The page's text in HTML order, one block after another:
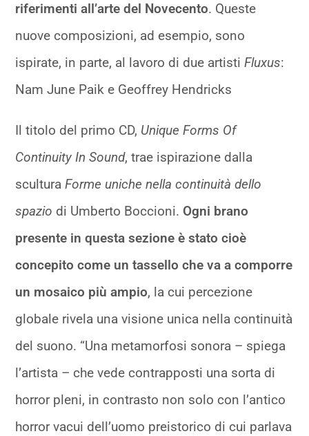
riferimenti all’arte del Novecento. Queste
nuove composizioni, ad esempio, sono
ispirate, in parte, al lavoro di due artistiFluxus:
Nam June Paik e Geoffrey Hendricks
Il titolo del primo CD, Unique Forms Of
Continuity In Sound, trae ispirazione dalla
sculturaForme uniche nella continuità dello
spazio di Umberto Boccioni. Ogni brano
presente in questa sezione è stato cioè
concepito come un tassello che va a comporre
un mosaico più ampio, la cui percezione
globale rivela una visione unica nella continuità
del suono. “Una metamorfosi sonora – spiega
l’artista – che vede contrapposti una sorta di
horror pleni, in contrasto non solo con l’antico
horror vacui dell’uomo preistorico di cui parlava